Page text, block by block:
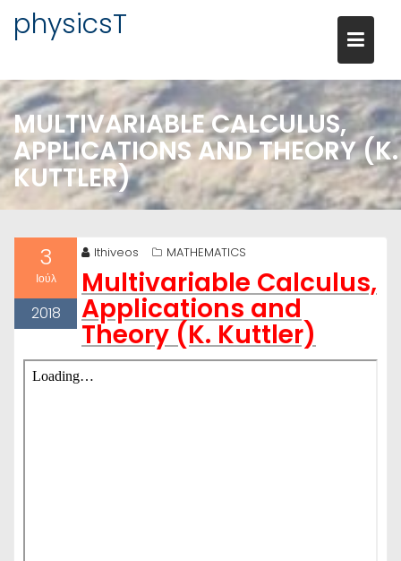
Μεταπηδήστε
physicsT
MULTIVARIABLE CALCULUS,
APPLICATIONS AND THEORY (K.
KUTTLER)
3
Ιούλ
2018
lthiveos MATHEMATICS
Multivariable Calculus,
Applications and
Theory (K. Kuttler)